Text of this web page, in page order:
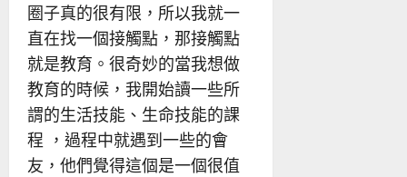
圈子真的很有限，所以我就一
直在找一個接觸點，那接觸點
就是教育。很奇妙的當我想做
教育的時候，我開始讀一些所
謂的生活技能、生命技能的課
程 ，過程中就遇到一些的會
友，他們覺得這個是一個很值